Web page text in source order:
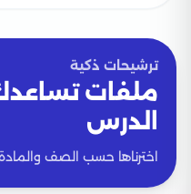
ترشيحات ذكية
ملفات
الدرس
اخترناها حسب الصف